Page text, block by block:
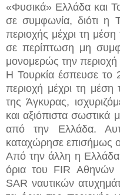
«Φυσικά» Ελλάδα και
σε συμφωνία, διότι η
περιοχής μέχρι τη
σε περίπτωση μη
μονομερώς την
Η Τουρκία έσπευσε το
περιοχή μέχρι τη μέση
της Άγκυρας,
και αξιόπιστα σωστικά
από την Ελλάδα.
καταχώρησε επισήμως
Από την άλλη η
όρια του FIR Αθηνών
SAR ναυτικών